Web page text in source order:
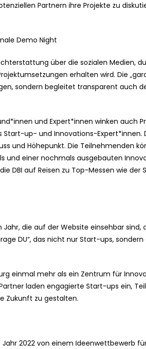
Partnern ihre Projekte zu
Demo Night
über die sozialen Medien,
erhalten wird. Die
sondern begleitet transparent auch
und Expert*innen winken auch
Start-up- und Innovations-Expert*innen.
und Höhepunkt. Die Teilnehmenden
und einer nochmals ausgebauten
DBI auf Reisen zu Top-Messen wie der
die auf der Website einsehbar sind,
DU“, das nicht nur Start-ups,
einmal mehr als ein Zentrum für
laden engagierte Start-ups ein,
Zukunft zu gestalten.
2022 von einem Ideenwettbewerb